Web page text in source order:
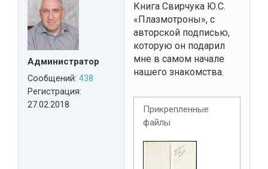
Администратор
Сообщений: 438
Регистрация:
27.02.2018
Книга Свирчука Ю.С.
«Плазмотроны», с
авторской подписью,
которую он подарил
мне в самом начале
нашего знакомства.
Прикрепленные
файлы